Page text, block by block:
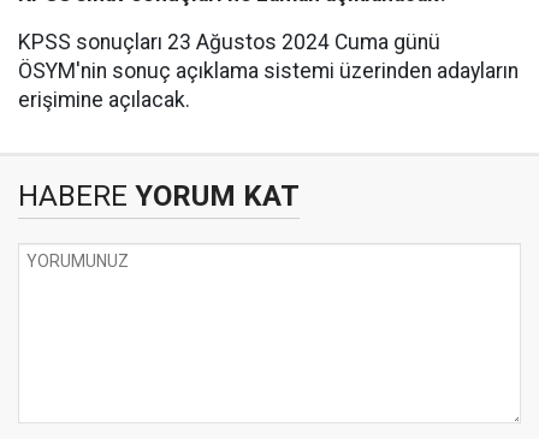
KPSS sonuçları 23 Ağustos 2024 Cuma günü
ÖSYM'nin sonuç açıklama sistemi üzerinden adayların
erişimine açılacak.
HABERE YORUM KAT